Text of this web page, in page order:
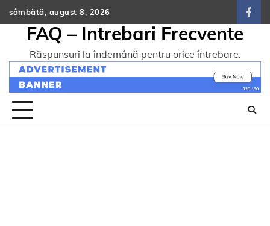
Skip
to
content
sâmbătă, august 8, 2026
FAQ – Intrebari Frecvente
Răspunsuri la îndemână pentru orice întrebare.